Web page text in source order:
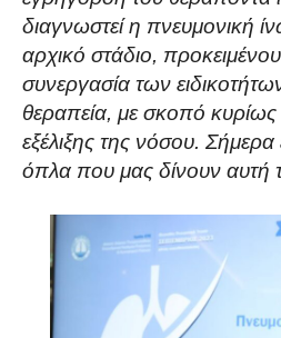
διαγνωστεί η πνευμονική
αρχικό στάδιο,
συνεργασία των
θεραπεία, με σκοπό
εξέλιξης της νόσου.
όπλα που μας δίνουν αυτή